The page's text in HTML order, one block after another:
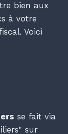
bien aux
à votre
Voici
se fait via
sur